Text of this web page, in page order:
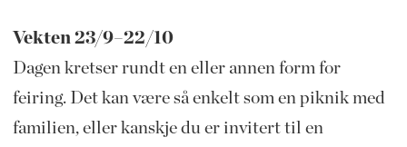
Vekten 23/9–22/10
Dagen kretser rundt en eller annen form for
feiring. Det kan være så enkelt som en piknik med
familien, eller kanskje du er invitert til en